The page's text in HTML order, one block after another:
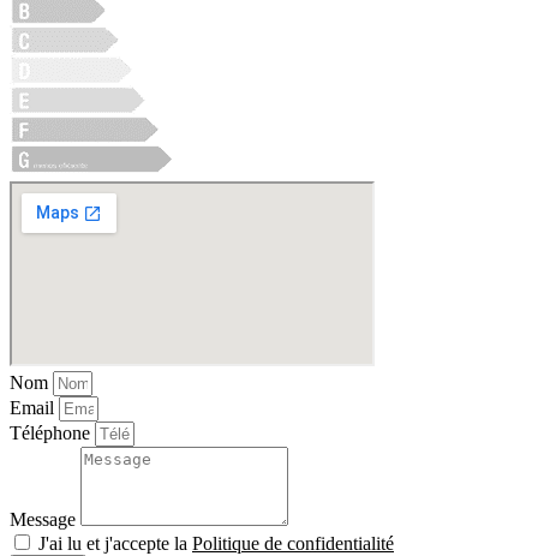
Nom
Email
Téléphone
Message
J'ai lu et j'accepte la Politique de confidentialité